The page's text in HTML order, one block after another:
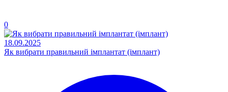
0
18.09.2025
Як вибрати правильний імплантат (імплант)